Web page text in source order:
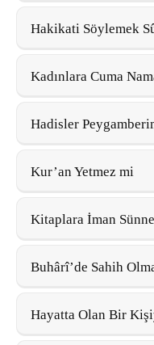
Hakikati Söylemek
Kadınlara Cuma
Hadisler
Kur’an Yetmez mi
Kitaplara İman
Buhârî’de Sahih
Hayatta Olan Bir